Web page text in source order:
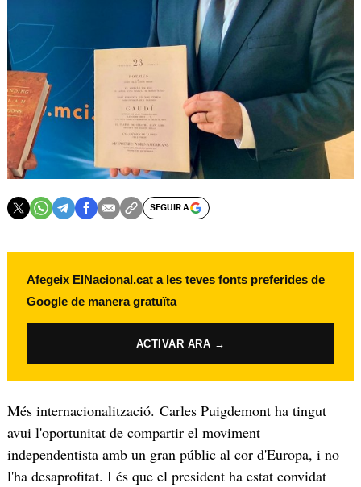
SEGUIR A
Afegeix ElNacional.cat a les teves fonts preferides de
Google de manera gratuïta
ACTIVAR ARA →
Més internacionalització. Carles Puigdemont ha tingut
avui l'oportunitat de compartir el moviment
independentista amb un gran públic al cor d'Europa, i no
l'ha desaprofitat. I és que el president ha estat convidat